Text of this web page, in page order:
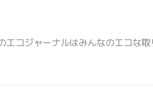
エコジャーナルはみんなのエコな